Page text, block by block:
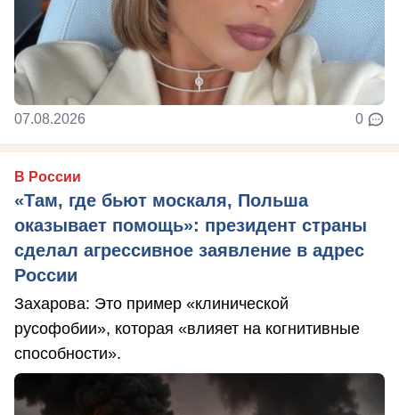
07.08.2026 0
В России
«Там, где бьют москаля, Польша
оказывает помощь»: президент страны
сделал агрессивное заявление в адрес
России
Захарова: Это пример «клинической
русофобии», которая «влияет на когнитивные
способности».